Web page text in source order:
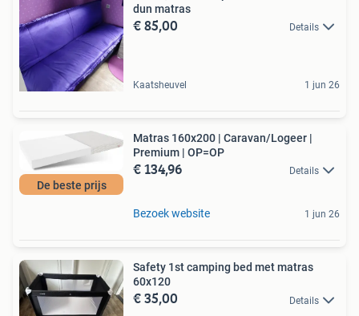
dun matras
€ 85,00 Details
Kaatsheuvel 1 jun 26
De beste prijs
Matras 160x200 | Caravan/Logeer |
Premium | OP=OP
€ 134,96 Details
Bezoek website 1 jun 26
Safety 1st camping bed met matras
60x120
€ 35,00 Details